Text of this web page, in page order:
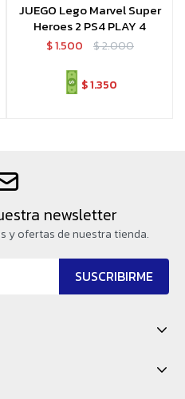
JUEGO Lego Marvel Super
Heroes 2 PS4 PLAY 4
$1.500 $2.000
$1.350
newsletter
y ofertas de nuestra tienda.
SUSCRIBIRME